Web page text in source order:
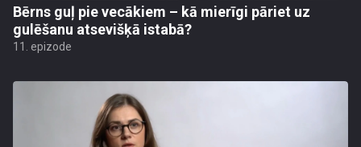
Bērns guļ pie vecākiem – kā mierīgi pāriet uz
gulēšanu atsevišķā istabā?
11. epizode